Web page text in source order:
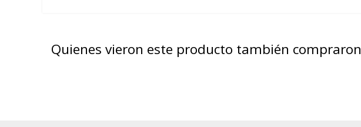
Quienes vieron este producto también compraron